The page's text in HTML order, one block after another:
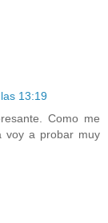
13:19
Como me
voy a probar muy